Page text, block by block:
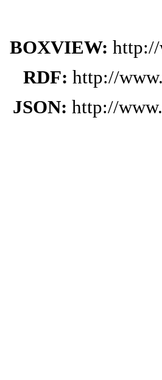
BOXVIEW:
RDF: http://
JSON: http://